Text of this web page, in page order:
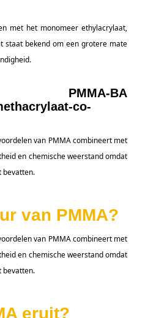
met het monomeer ethylacrylaat,
staat bekend om een grotere mate
BA
co-
van PMMA combineert met
en chemische weerstand omdat
bevatten.
van PMMA?
van PMMA combineert met
en chemische weerstand omdat
bevatten.
eruit?